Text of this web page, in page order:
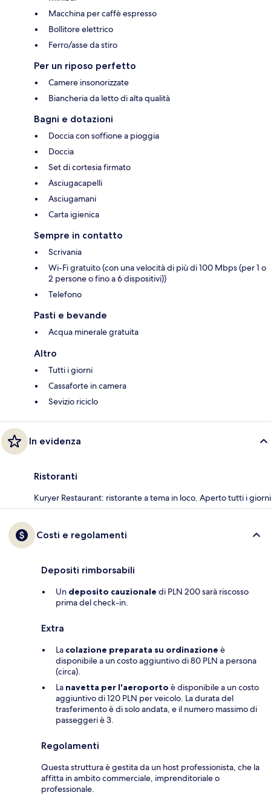
Macchina per caffè espresso
Bollitore elettrico
Ferro/asse da stiro
Per un riposo perfetto
Camere insonorizzate
Biancheria da letto di alta qualità
Bagni e dotazioni
Doccia con soffione a pioggia
Doccia
Set di cortesia firmato
Asciugacapelli
Asciugamani
Carta igienica
Sempre in contatto
Scrivania
Wi-Fi gratuito (con una velocità di più di 100 Mbps (per 1 o
2 persone o fino a 6 dispositivi))
Telefono
Pasti e bevande
Acqua minerale gratuita
Altro
Tutti i giorni
Cassaforte in camera
Sevizio riciclo
In evidenza
Ristoranti
Kuryer Restaurant: ristorante a tema in loco. Aperto tutti i giorni
Costi e regolamenti
Depositi rimborsabili
Un deposito cauzionale di PLN 200 sarà riscosso
prima del check-in.
Extra
La colazione preparata su ordinazione è
disponibile a un costo aggiuntivo di 80 PLN a persona
(circa).
La navetta per l'aeroporto è disponibile a un costo
aggiuntivo di 120 PLN per veicolo. La durata del
trasferimento è di solo andata, e il numero massimo di
passeggeri è 3.
Regolamenti
Questa struttura è gestita da un host professionista, che la
affitta in ambito commerciale, imprenditoriale o
professionale.